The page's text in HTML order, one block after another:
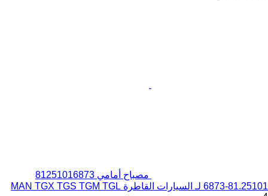
مصباح أمامي 81251016873
81.25101-6873 لـ السيارات القاطرة MAN TGX TGS TGM TGL